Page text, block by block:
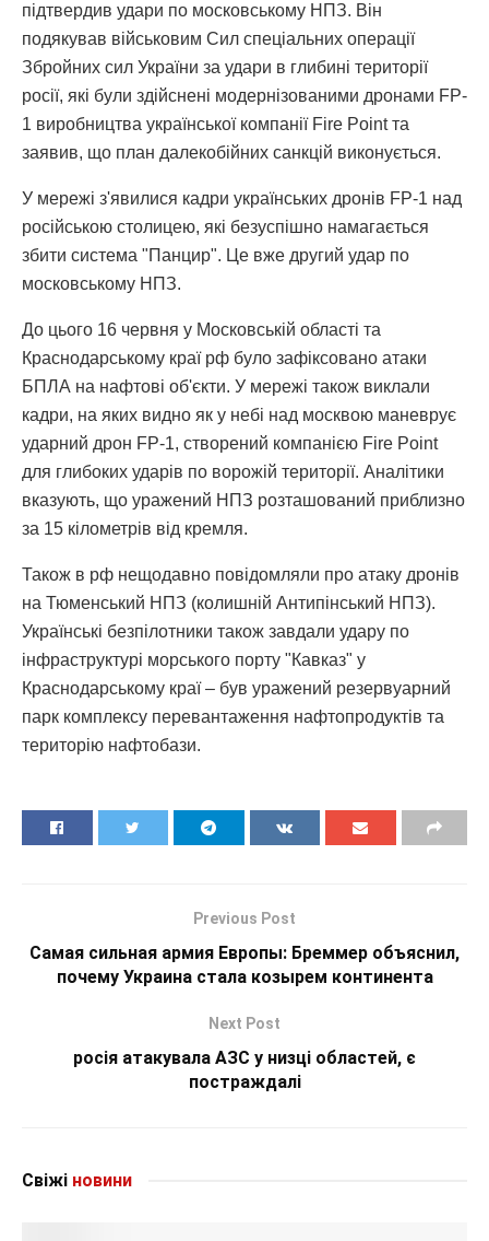
підтвердив удари по московському НПЗ. Він
подякував військовим Сил спеціальних операції
Збройних сил України за удари в глибині території
росії, які були здійснені модернізованими дронами FP-
1 виробництва української компанії Fire Point та
заявив, що план далекобійних санкцій виконується.
У мережі з'явилися кадри українських дронів FP-1 над
російською столицею, які безуспішно намагається
збити система "Панцир". Це вже другий удар по
московському НПЗ.
До цього 16 червня у Московській області та
Краснодарському краї рф було зафіксовано атаки
БПЛА на нафтові об'єкти. У мережі також виклали
кадри, на яких видно як у небі над москвою маневрує
ударний дрон FP-1, створений компанією Fire Point
для глибоких ударів по ворожій території. Аналітики
вказують, що уражений НПЗ розташований приблизно
за 15 кілометрів від кремля.
Також в рф нещодавно повідомляли про атаку дронів
на Тюменський НПЗ (колишній Антипінський НПЗ).
Українські безпілотники також завдали удару по
інфраструктурі морського порту "Кавказ" у
Краснодарському краї – був уражений резервуарний
парк комплексу перевантаження нафтопродуктів та
територію нафтобази.
Previous Post
Самая сильная армия Европы: Бреммер объяснил,
почему Украина стала козырем континента
Next Post
росія атакувала АЗС у низці областей, є
постраждалі
Свіжі новини